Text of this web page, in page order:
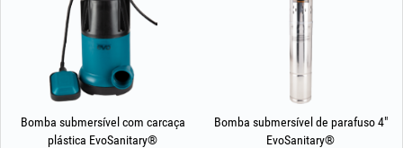
Bomba submersível com carcaça
plástica EvoSanitary®
Bomba submersível de parafuso 4"
EvoSanitary®